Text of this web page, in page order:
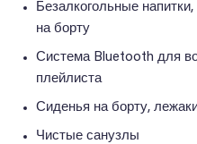
Безалкогольные
на борту
Система Bluetooth для
плейлиста
Сиденья на борту,
Чистые санузлы